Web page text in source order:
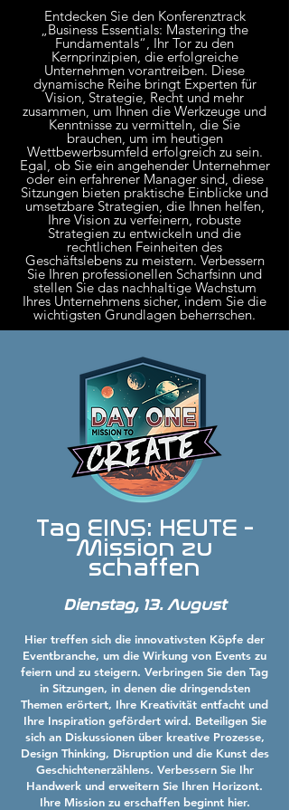
Entdecken Sie den Konferenztrack
„Business Essentials: Mastering the
Fundamentals“, Ihr Tor zu den
Kernprinzipien, die erfolgreiche
Unternehmen vorantreiben. Diese
dynamische Reihe bringt Experten für
Vision, Strategie, Recht und mehr
zusammen, um Ihnen die Werkzeuge und
Kenntnisse zu vermitteln, die Sie
brauchen, um im heutigen
Wettbewerbsumfeld erfolgreich zu sein.
Egal, ob Sie ein angehender Unternehmer
oder ein erfahrener Manager sind, diese
Sitzungen bieten praktische Einblicke und
umsetzbare Strategien, die Ihnen helfen,
Ihre Vision zu verfeinern, robuste
Strategien zu entwickeln und die
rechtlichen Feinheiten des
Geschäftslebens zu meistern. Verbessern
Sie Ihren professionellen Scharfsinn und
stellen Sie das nachhaltige Wachstum
Ihres Unternehmens sicher, indem Sie die
wichtigsten Grundlagen beherrschen.
Tag EINS: HEUTE -
Mission zu
schaffen
Dienstag, 13. August
Hier treffen sich die innovativsten Köpfe der
Eventbranche, um die Wirkung von Events zu
feiern und zu steigern. Verbringen Sie den Tag
in Sitzungen, in denen die dringendsten
Themen erörtert, Ihre Kreativität entfacht und
Ihre Inspiration gefördert wird. Beteiligen Sie
sich an Diskussionen über kreative Prozesse,
Design Thinking, Disruption und die Kunst des
Geschichtenerzählens. Verbessern Sie Ihr
Handwerk und erweitern Sie Ihren Horizont.
Ihre Mission zu erschaffen beginnt hier.